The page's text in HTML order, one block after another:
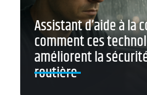
Assistant d’aide à la
comment ces
améliorent la
routière